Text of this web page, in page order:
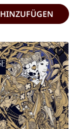
HINZUFÜGEN